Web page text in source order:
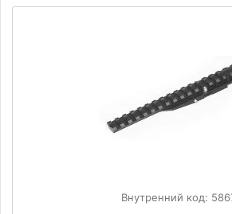
Внутренний код: